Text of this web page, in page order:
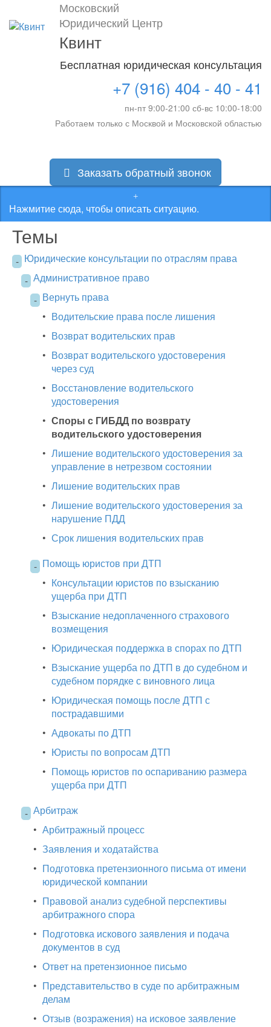
Московский
Юридический Центр
Квинт
Бесплатная юридическая консультация
+7 (916) 404 - 40 - 41
пн-пт 9:00-21:00 сб-вс 10:00-18:00
Работаем только с Москвой и Московской областью
Заказать обратный звонок
Нажмитие сюда, чтобы описать ситуацию.
Темы
- Юридические консультации по отраслям права
- Административное право
- Вернуть права
• Водительские права после лишения
• Возврат водительских прав
• Возврат водительского удостоверения
через суд
• Восстановление водительского
удостоверения
• Споры с ГИБДД по возврату
водительского удостоверения
• Лишение водительского удостоверения за
управление в нетрезвом состоянии
• Лишение водительских прав
• Лишение водительского удостоверения за
нарушение ПДД
• Срок лишения водительских прав
- Помощь юристов при ДТП
• Консультации юристов по взысканию
ущерба при ДТП
• Взыскание недоплаченного страхового
возмещения
• Юридическая поддержка в спорах по ДТП
• Взыскание ущерба по ДТП в до судебном и
судебном порядке с виновного лица
• Юридическая помощь после ДТП с
пострадавшими
• Адвокаты по ДТП
• Юристы по вопросам ДТП
• Помощь юристов по оспариванию размера
ущерба при ДТП
- Арбитраж
• Арбитражный процесс
• Заявления и ходатайства
• Подготовка претензионного письма от имени
юридической компании
• Правовой анализ судебной перспективы
арбитражного спора
• Подготовка искового заявления и подача
документов в суд
• Ответ на претензионное письмо
• Представительство в суде по арбитражным
делам
• Отзыв (возражения) на исковое заявление